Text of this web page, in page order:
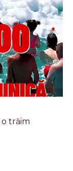
trăim